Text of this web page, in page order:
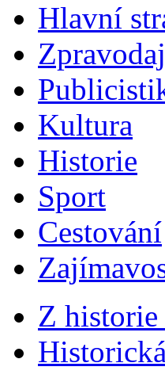
Hlavní
Kultura
Historie
Sport
Cestování
Z